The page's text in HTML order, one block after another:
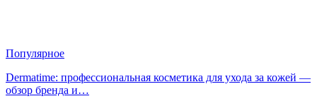
Популярное
Dermatime: профессиональная косметика для ухода за кожей —
обзор бренда и…